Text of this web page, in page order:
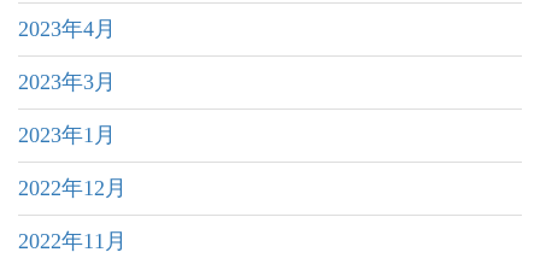
2023年4月
2023年3月
2023年1月
2022年12月
2022年11月